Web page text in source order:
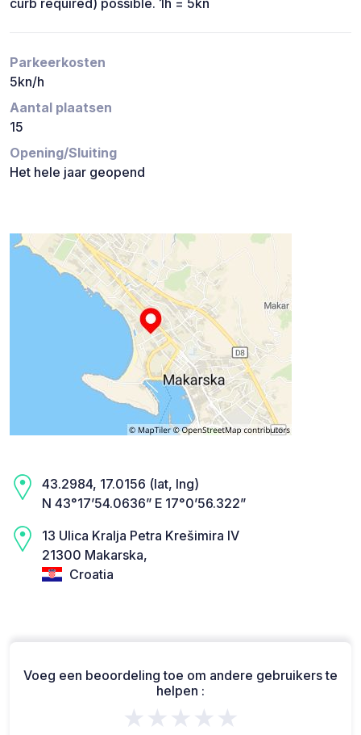
Parkeerkosten
5kn/h
Aantal plaatsen
15
Opening/Sluiting
Het hele jaar geopend
43.2984, 17.0156 (lat, lng)
N 43°17’54.0636” E 17°0’56.322”
13 Ulica Kralja Petra Krešimira IV
21300 Makarska,
Croatia
Voeg een beoordeling toe om andere gebruikers te
helpen :
★★★★★